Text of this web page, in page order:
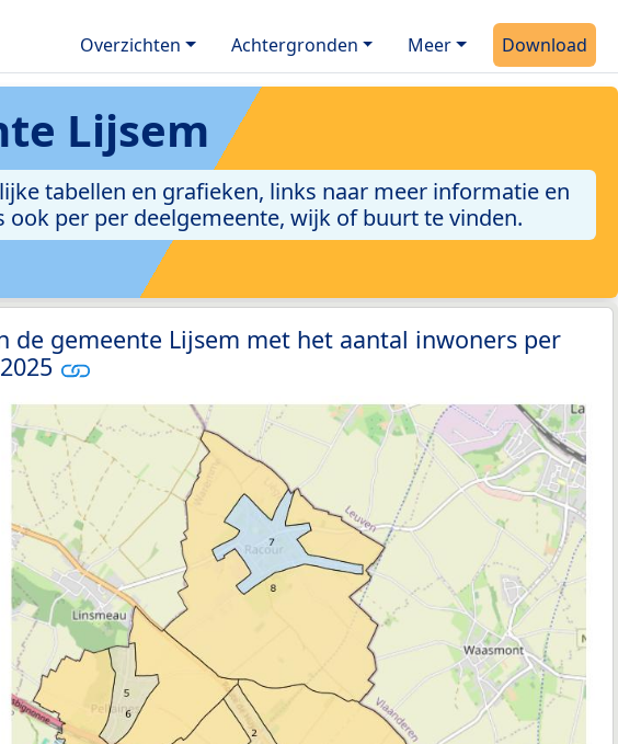
Overzichten Achtergronden Meer Download
Lijsem
tabellen en grafieken, links naar meer informatie en
ook per per deelgemeente, wijk of buurt te vinden.
de gemeente Lijsem met het aantal inwoners per